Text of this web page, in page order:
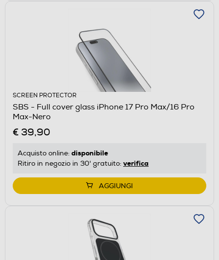
SCREEN PROTECTOR
SBS - Full cover glass iPhone 17 Pro Max/16 Pro
Max-Nero
€ 39,90
Acquisto online: disponibile
Ritiro in negozio in 30' gratuito: verifica
AGGIUNGI